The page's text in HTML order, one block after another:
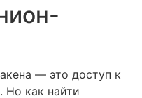
— это доступ к
Но как найти